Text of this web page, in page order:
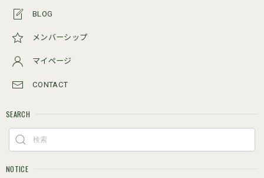
BLOG
メンバーシップ
マイページ
CONTACT
SEARCH
NOTICE